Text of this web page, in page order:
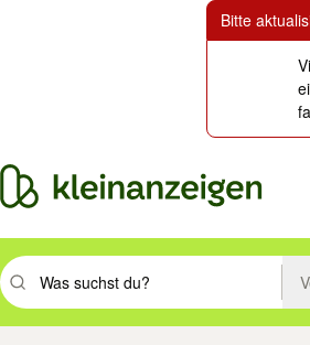
Bitte
Suchbegriff eingeben. Eingabetaste